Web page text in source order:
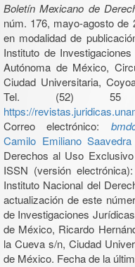
Boletín Mexicano de
núm. 176, mayo-agosto de
en modalidad de
Instituto de
Autónoma de México,
Ciudad Universitaria,
Tel. (52)
https://
Correo electrónico:
Camilo Emiliano
Derechos al Uso
ISSN (versión
Instituto Nacional del
actualización de este
de Investigaciones
de México, Ricardo
la Cueva s/n, Ciudad
de México. Fecha de la